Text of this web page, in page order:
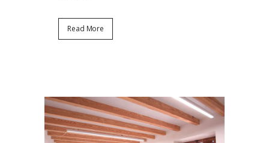
Read More